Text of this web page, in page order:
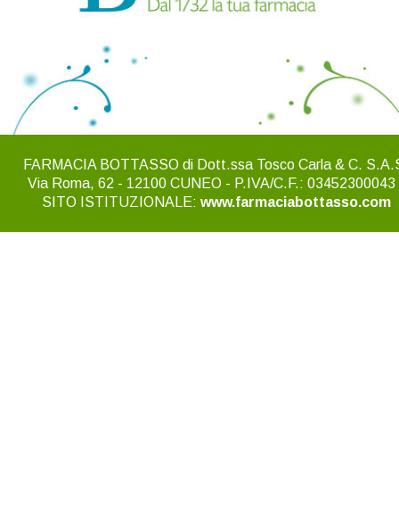
FARMACIA BOTTASSO di Dott.ssa Tosco Carla & C.
Via Roma, 62 - 12100 CUNEO - P.IVA/C.F.:
SITO ISTITUZIONALE: www.farmaciabottasso.com